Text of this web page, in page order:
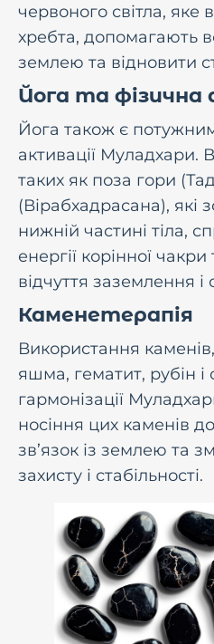
червоного світла, яке
хребта, допомагають
землею та відновити
Йога та фізична
Йога також є
активації Муладхари.
таких як поза гори
(Вірабхадрасана), які
нижній частині тіла,
енергії корінної
відчуття заземлення і
Каменетерапія
Використання
яшма, гематит, рубін і
гармонізації
носіння цих каменів
зв’язок із землею та
захисту і стабільності.